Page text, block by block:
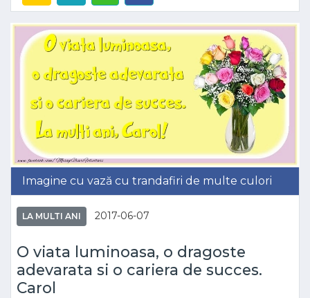
Imagine cu vază cu trandafiri de multe culori
LA MULTI ANI 2017-06-07
O viata luminoasa, o dragoste
adevarata si o cariera de succes.
Carol